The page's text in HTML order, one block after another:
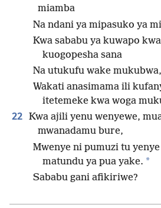
miamba
Na ndani ya mipasuko ya
Kwa sababu ya kuwapo
kuogopesha sana
Na utukufu wake mukubwa,
Wakati anasimama ili
itetemeke kwa woga
22 Kwa ajili yenu wenyewe,
mwanadamu bure,
Mwenye ni pumuzi tu
matundu ya pua yake. *
Sababu gani afikiriwe?